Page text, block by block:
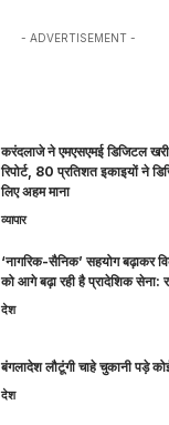
- ADVERTISEMENT -
करंदलाजे ने एमएसएमई डिजिटल
रिपोर्ट, 80 प्रतिशत इकाइयों ने
लिए अहम माना
व्यापार
‘नागरिक-सैनिक’ सहयोग बढ़ाकर
को आगे बढ़ा रही है प्रादेशिक सेना:
देश
बंगलादेश लौटूंगी चाहे चुकानी पड़े
देश